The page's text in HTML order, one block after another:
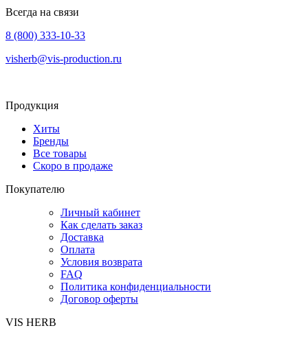
Всегда на связи
8 (800) 333-10-33
visherb@vis-production.ru
Продукция
Хиты
Бренды
Все товары
Скоро в продаже
Покупателю
Личный кабинет
Как сделать заказ
Доставка
Оплата
Условия возврата
FAQ
Политика конфиденциальности
Договор оферты
VIS HERB